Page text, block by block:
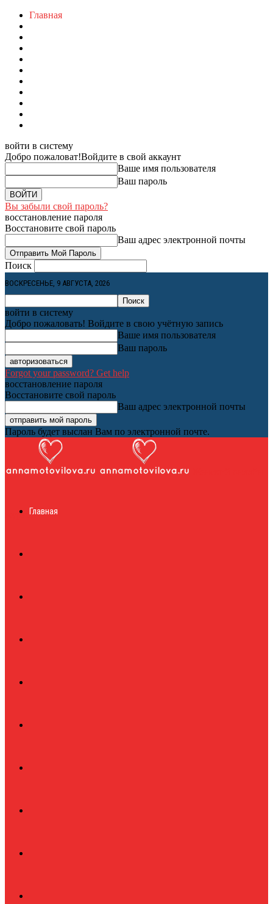
Главная
войти в систему
Добро пожаловат!Войдите в свой аккаунт
Ваше имя пользователя
Ваш пароль
Вы забыли свой пароль?
восстановление пароля
Восстановите свой пароль
Ваш адрес электронной почты
Поиск
ВОСКРЕСЕНЬЕ, 9 АВГУСТА, 2026
войти в систему
Добро пожаловать! Войдите в свою учётную запись
Ваше имя пользователя
Ваш пароль
Forgot your password? Get help
восстановление пароля
Восстановите свой пароль
Ваш адрес электронной почты
Пароль будет выслан Вам по электронной почте.
журналГлавная